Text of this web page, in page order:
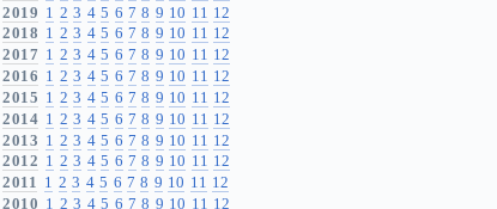
2019 1 2 3 4 5 6 7 8 9 10 11 12
2018 1 2 3 4 5 6 7 8 9 10 11 12
2017 1 2 3 4 5 6 7 8 9 10 11 12
2016 1 2 3 4 5 6 7 8 9 10 11 12
2015 1 2 3 4 5 6 7 8 9 10 11 12
2014 1 2 3 4 5 6 7 8 9 10 11 12
2013 1 2 3 4 5 6 7 8 9 10 11 12
2012 1 2 3 4 5 6 7 8 9 10 11 12
2011 1 2 3 4 5 6 7 8 9 10 11 12
2010 1 2 3 4 5 6 7 8 9 10 11 12